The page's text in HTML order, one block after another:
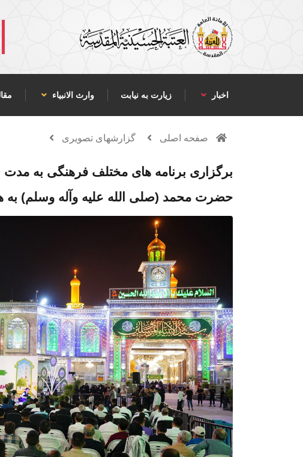
اخبار زیارت به نیابت وارث الانبياء
صفحه اصلی گزارشهای تصویری
برگزاری برنامه های مختلف فرهنگی به
حضرت محمد (صلی الله علیه وآله وسلم)